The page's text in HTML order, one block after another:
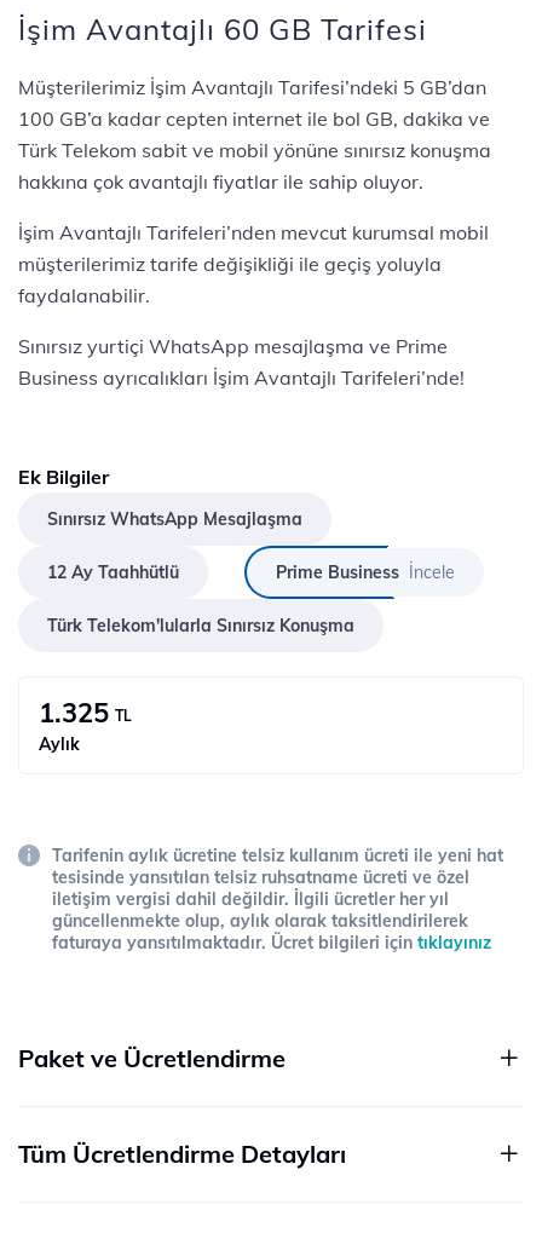
İşim Avantajlı 60 GB Tarifesi
Müşterilerimiz İşim Avantajlı Tarifesi’ndeki 5 GB’dan
100 GB’a kadar cepten internet ile bol GB, dakika ve
Türk Telekom sabit ve mobil yönüne sınırsız konuşma
hakkına çok avantajlı fiyatlar ile sahip oluyor.
İşim Avantajlı Tarifeleri’nden mevcut kurumsal mobil
müşterilerimiz tarife değişikliği ile geçiş yoluyla
faydalanabilir.
Sınırsız yurtiçi WhatsApp mesajlaşma ve Prime
Business ayrıcalıkları İşim Avantajlı Tarifeleri’nde!
Ek Bilgiler
Sınırsız WhatsApp Mesajlaşma
12 Ay Taahhütlü Prime Business İncele
Türk Telekom'lularla Sınırsız Konuşma
1.325 TL
Aylık
Tarifenin aylık ücretine telsiz kullanım ücreti ile yeni hat
tesisinde yansıtılan telsiz ruhsatname ücreti ve özel
iletişim vergisi dahil değildir. İlgili ücretler her yıl
güncellenmekte olup, aylık olarak taksitlendirilerek
faturaya yansıtılmaktadır. Ücret bilgileri için tıklayınız
Paket ve Ücretlendirme
Tüm Ücretlendirme Detayları